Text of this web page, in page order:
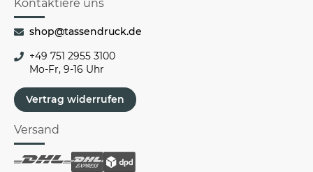
Kontaktiere uns
shop@tassendruck.de
+49 751 2955 3100
Mo-Fr, 9-16 Uhr
Vertrag widerrufen
Versand